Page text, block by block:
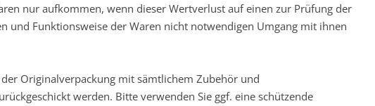
nur aufkommen, wenn dieser Wertverlust auf einen zur Prüfung der
und Funktionsweise der Waren nicht notwendigen Umgang mit ihnen
Originalverpackung mit sämtlichem Zubehör und
werden. Bitte verwenden Sie ggf. eine schützende